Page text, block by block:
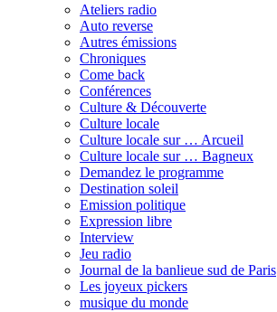
Ateliers radio
Auto reverse
Autres émissions
Chroniques
Come back
Conférences
Culture & Découverte
Culture locale
Culture locale sur … Arcueil
Culture locale sur … Bagneux
Demandez le programme
Destination soleil
Emission politique
Expression libre
Interview
Jeu radio
Journal de la banlieue sud de Paris
Les joyeux pickers
musique du monde